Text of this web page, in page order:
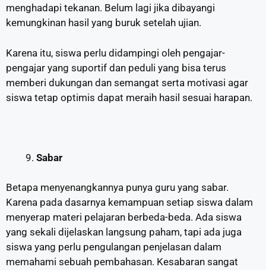
menghadapi tekanan. Belum lagi jika dibayangi
kemungkinan hasil yang buruk setelah ujian.
Karena itu, siswa perlu didampingi oleh pengajar-
pengajar yang suportif dan peduli yang bisa terus
memberi dukungan dan semangat serta motivasi agar
siswa tetap optimis dapat meraih hasil sesuai harapan.
Sabar
Betapa menyenangkannya punya guru yang sabar.
Karena pada dasarnya kemampuan setiap siswa dalam
menyerap materi pelajaran berbeda-beda. Ada siswa
yang sekali dijelaskan langsung paham, tapi ada juga
siswa yang perlu pengulangan penjelasan dalam
memahami sebuah pembahasan. Kesabaran sangat